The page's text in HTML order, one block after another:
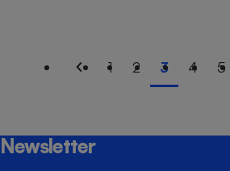
1 2 3 4 5
Newsletter